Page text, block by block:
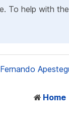
To help with
Fernando
Home